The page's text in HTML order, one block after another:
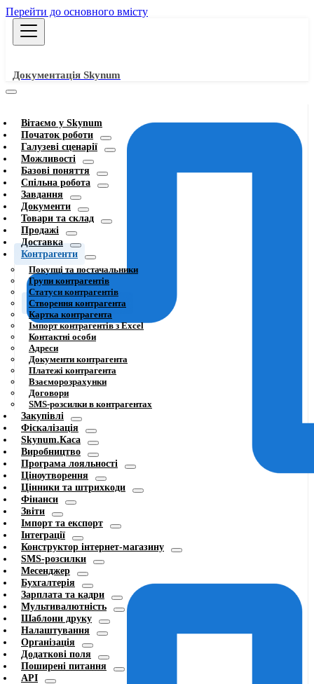
Перейти до основного вмісту
Документація Skynum
Вітаємо у Skynum
Початок роботи
Галузеві сценарії
Можливості
Базові поняття
Спільна робота
Завдання
Документи
Товари та склад
Продажі
Доставка
Контрагенти
Покупці та постачальники
Групи контрагентів
Статуси контрагентів
Створення контрагента
Картка контрагента
Імпорт контрагентів з Excel
Контактні особи
Адреси
Документи контрагента
Платежі контрагента
Взаєморозрахунки
Договори
SMS-розсилки в контрагентах
Закупівлі
Фіскалізація
Skynum.Каса
Виробництво
Програма лояльності
Ціноутворення
Цінники та штрихкоди
Фінанси
Звіти
Імпорт та експорт
Інтеграції
Конструктор інтернет-магазину
SMS-розсилки
Месенджер
Бухгалтерія
Зарплата та кадри
Мультивалютність
Шаблони друку
Налаштування
Організація
Додаткові поля
Поширені питання
API